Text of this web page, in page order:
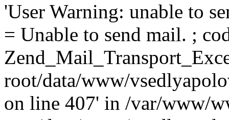
'User Warning: unable to
= Unable to send mail. ;
root/data/www/
on line 407' in /var/www/